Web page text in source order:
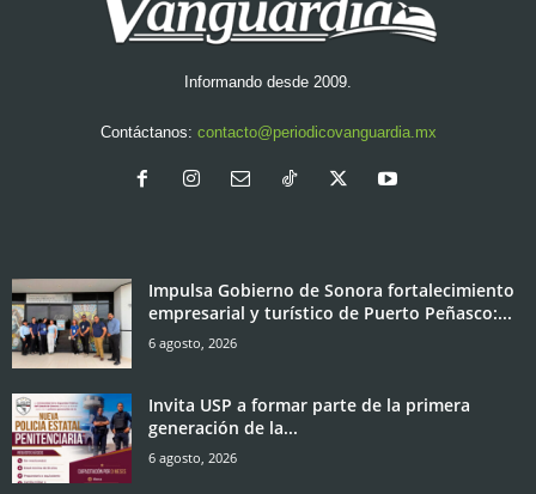
Informando desde 2009.
Contáctanos: contacto@periodicovanguardia.mx
Impulsa Gobierno de Sonora fortalecimiento
empresarial y turístico de Puerto Peñasco:...
6 agosto, 2026
Invita USP a formar parte de la primera
generación de la...
6 agosto, 2026